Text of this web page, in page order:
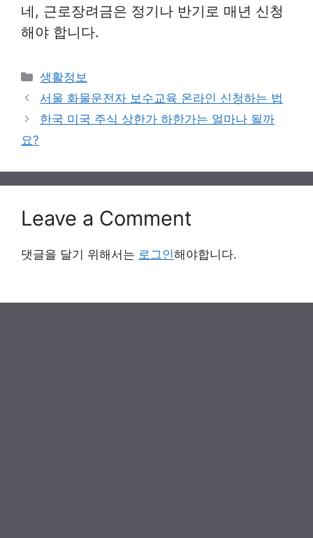
네, 근로장려금은 정기나 반기로 매년 신청
해야 합니다.
Categories
생활정보
서울 화물운전자 보수교육 온라인 신청하는 법
한국 미국 주식 상한가 하한가는 얼마나 될까
요?
Leave a Comment
댓글을 달기 위해서는 로그인해야합니다.